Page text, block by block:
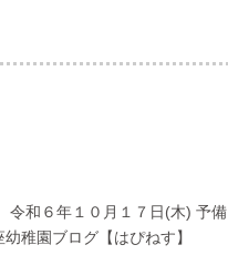
令和６年１０月１７日(木) 予備
園ブログ【はぴねす】